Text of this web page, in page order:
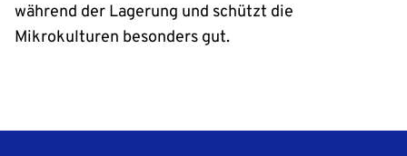
während der Lagerung und schützt die
Mikrokulturen besonders gut.